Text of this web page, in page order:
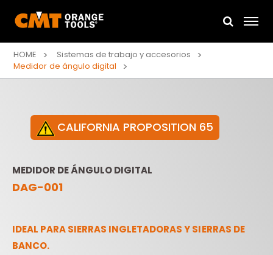
HOME
Sistemas de trabajo y accesorios
Medidor de ángulo digital
CALIFORNIA PROPOSITION 65
MEDIDOR DE ÁNGULO DIGITAL
DAG-001
IDEAL PARA SIERRAS INGLETADORAS Y SIERRAS DE
BANCO.